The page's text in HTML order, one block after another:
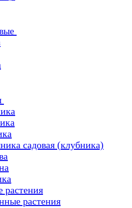
садовая (клубника)
растения
растения